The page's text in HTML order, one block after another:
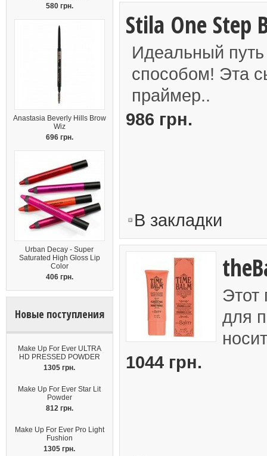
580 грн.
Anastasia Beverly Hills Brow
Wiz
696 грн.
Urban Decay - Super
Saturated High Gloss Lip
Color
406 грн.
Новые поступления
Make Up For Ever ULTRA
HD PRESSED POWDER
1305 грн.
Make Up For Ever Star Lit
Powder
812 грн.
Make Up For Ever Pro Light
Fushion
1305 грн.
Stila One Step
Идеальный
способом! Эта
праймер..
986 грн.
В закладки
Этот
для
1044 грн.